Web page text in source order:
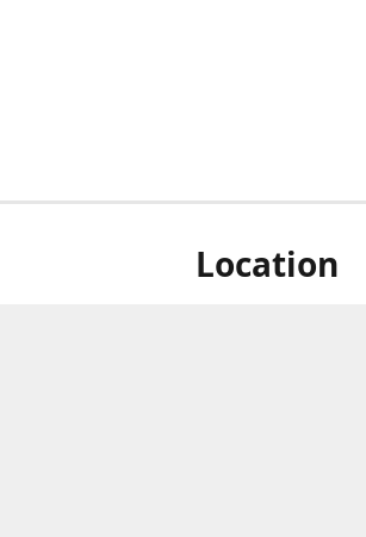
Location